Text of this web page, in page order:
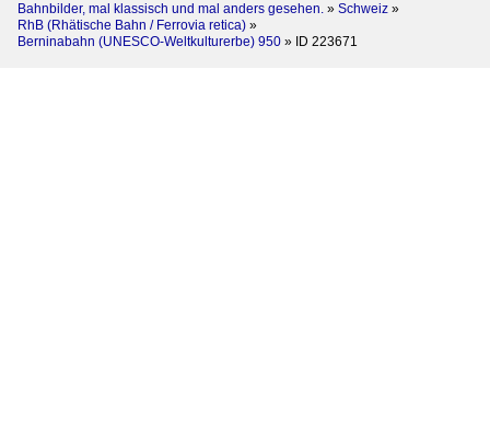
Bahnbilder, mal klassisch und mal anders gesehen. » Schweiz »
RhB (Rhätische Bahn / Ferrovia retica) »
Berninabahn (UNESCO-Weltkulturerbe) 950 » ID 223671